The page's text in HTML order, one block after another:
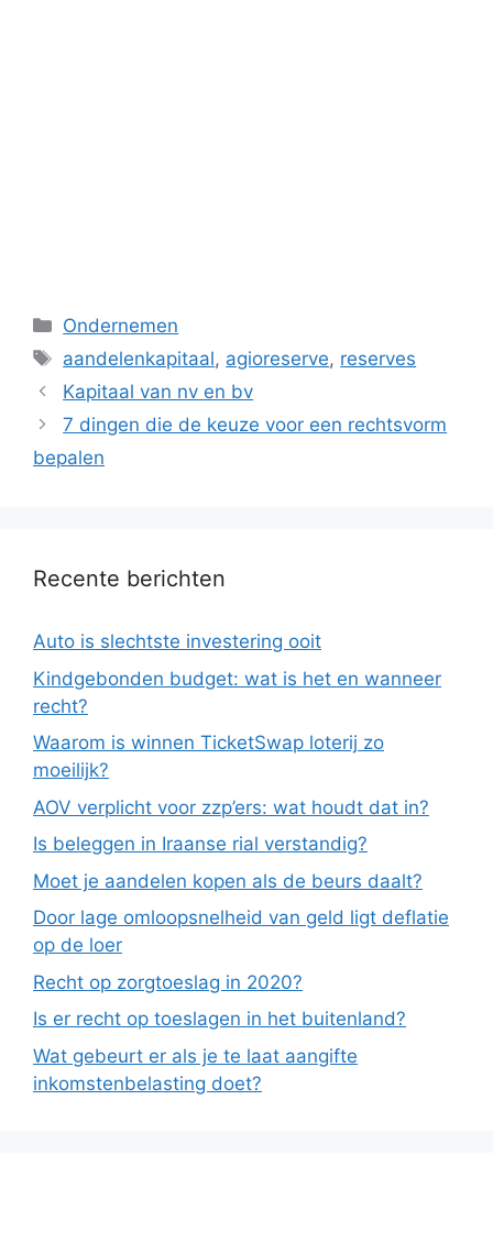
Categorieën
Ondernemen
Tags
aandelenkapitaal, agioreserve, reserves
Kapitaal van nv en bv
7 dingen die de keuze voor een rechtsvorm
bepalen
Recente berichten
Auto is slechtste investering ooit
Kindgebonden budget: wat is het en wanneer
recht?
Waarom is winnen TicketSwap loterij zo
moeilijk?
AOV verplicht voor zzp’ers: wat houdt dat in?
Is beleggen in Iraanse rial verstandig?
Moet je aandelen kopen als de beurs daalt?
Door lage omloopsnelheid van geld ligt deflatie
op de loer
Recht op zorgtoeslag in 2020?
Is er recht op toeslagen in het buitenland?
Wat gebeurt er als je te laat aangifte
inkomstenbelasting doet?